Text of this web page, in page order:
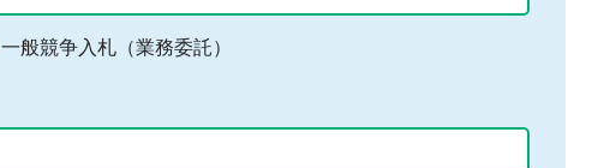
一般競争入札（業務委託）